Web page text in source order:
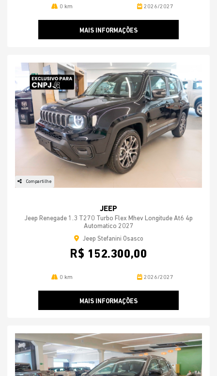
0 km 2026/2027
MAIS INFORMAÇÕES
Compartilhe
JEEP
Jeep Renegade 1.3 T270 Turbo Flex Mhev Longitude At6 4p
Automatico 2027
Jeep Stefanini Osasco
R$ 152.300,00
0 km 2026/2027
MAIS INFORMAÇÕES